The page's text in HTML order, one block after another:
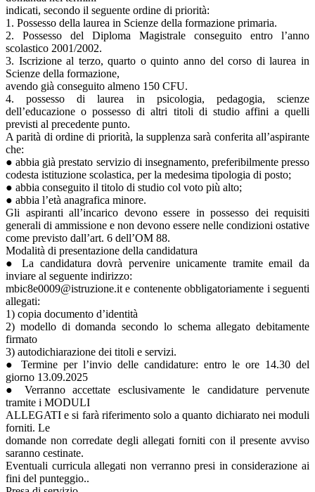
indicati, secondo il seguente ordine di priorità:
1. Possesso della laurea in Scienze della formazione primaria.
2. Possesso del Diploma Magistrale conseguito entro l’anno
scolastico 2001/2002.
3. Iscrizione al terzo, quarto o quinto anno del corso di laurea in
Scienze della formazione,
avendo già conseguito almeno 150 CFU.
4. possesso di laurea in psicologia, pedagogia, scienze
dell’educazione o possesso di altri titoli di studio affini a quelli
previsti al precedente punto.
A parità di ordine di priorità, la supplenza sarà conferita all’aspirante
che:
● abbia già prestato servizio di insegnamento, preferibilmente presso
codesta istituzione scolastica, per la medesima tipologia di posto;
● abbia conseguito il titolo di studio col voto più alto;
● abbia l’età anagrafica minore.
Gli aspiranti all’incarico devono essere in possesso dei requisiti
generali di ammissione e non devono essere nelle condizioni ostative
come previsto dall’art. 6 dell’OM 88.
Modalità di presentazione della candidatura
● La candidatura dovrà pervenire unicamente tramite email da
inviare al seguente indirizzo:
mbic8e0009@istruzione.it e contenente obbligatoriamente i seguenti
allegati:
1) copia documento d’identità
2) modello di domanda secondo lo schema allegato debitamente
firmato
3) autodichiarazione dei titoli e servizi.
● Termine per l’invio delle candidature: entro le ore 14.30 del
giorno 13.09.2025
● Verranno accettate esclusivamente le candidature pervenute
tramite i MODULI
ALLEGATI e si farà riferimento solo a quanto dichiarato nei moduli
forniti. Le
domande non corredate degli allegati forniti con il presente avviso
saranno cestinate.
Eventuali curricula allegati non verranno presi in considerazione ai
fini del punteggio..